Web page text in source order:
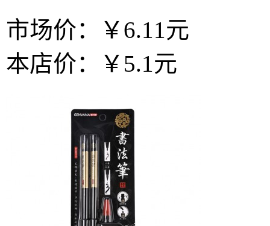
市场价：
￥6.11元
本店价：
￥5.1元